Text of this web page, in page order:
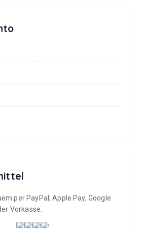
per PayPal, Apple Pay, Google
Vorkasse.